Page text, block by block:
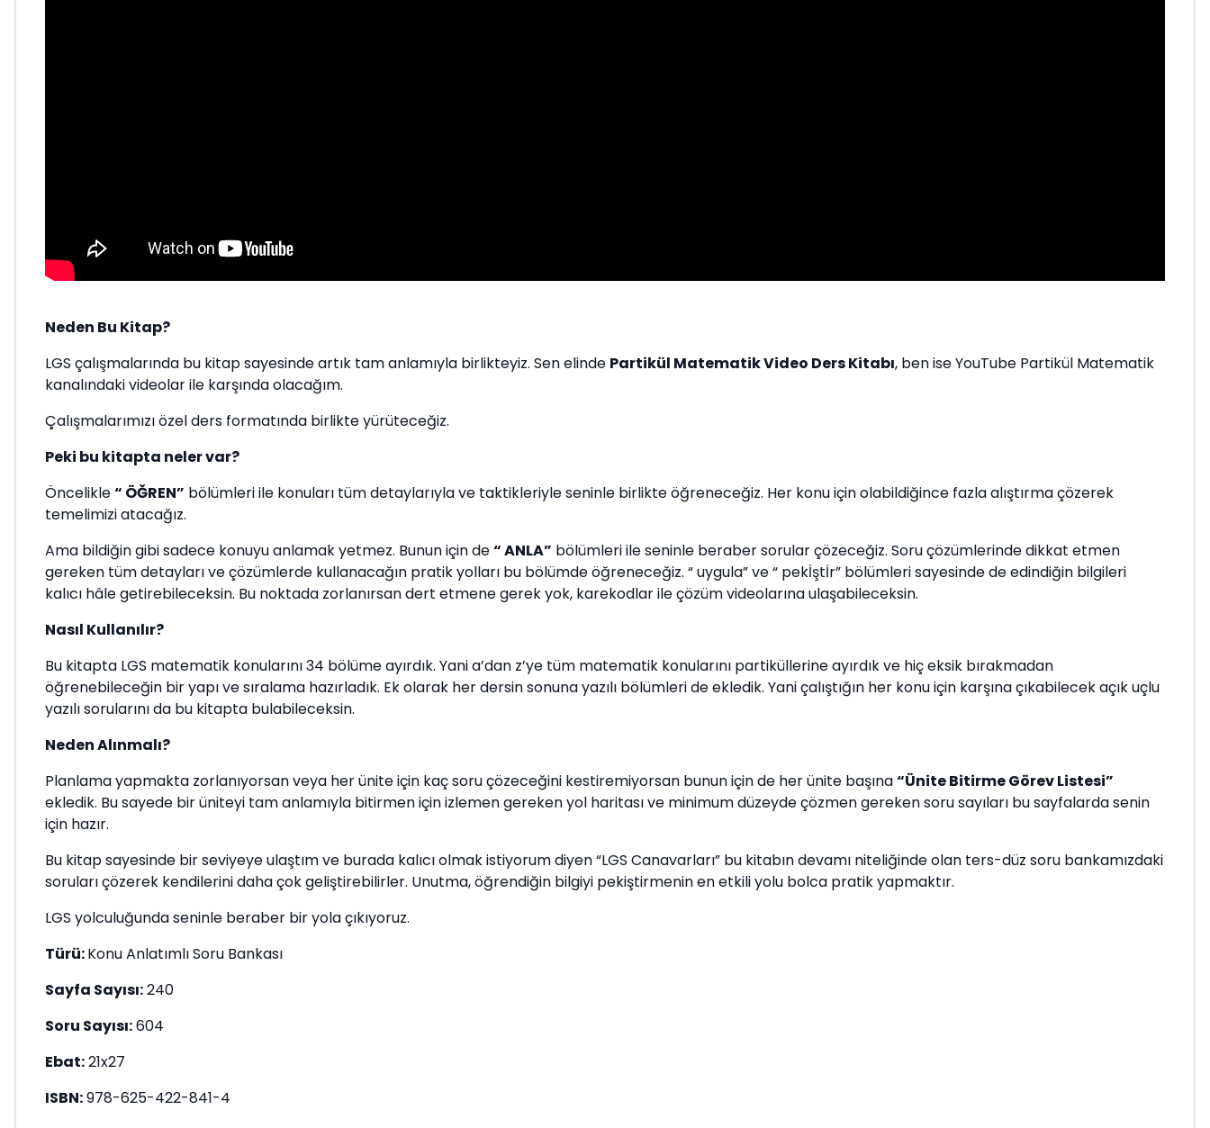
Neden Bu Kitap?
LGS çalışmalarında bu kitap sayesinde artık tam anlamıyla birlikteyiz. Sen elinde Partikül Matematik Video Ders Kitabı, ben ise YouTube Partikül Matematik
kanalındaki videolar ile karşında olacağım.
Çalışmalarımızı özel ders formatında birlikte yürüteceğiz.
Peki bu kitapta neler var?
Öncelikle“ ÖĞREN” bölümleri ile konuları tüm detaylarıyla ve taktikleriyle seninle birlikte öğreneceğiz. Her konu için olabildiğince fazla alıştırma çözerek
temelimizi atacağız.
Ama bildiğin gibi sadece konuyu anlamak yetmez. Bunun için de“ ANLA” bölümleri ile seninle beraber sorular çözeceğiz. Soru çözümlerinde dikkat etmen
gereken tüm detayları ve çözümlerde kullanacağın pratik yolları bu bölümde öğreneceğiz. “ uygula” ve “ pekİştİr” bölümleri sayesinde de edindiğin bilgileri
kalıcı hâle getirebileceksin. Bu noktada zorlanırsan dert etmene gerek yok, karekodlar ile çözüm videolarına ulaşabileceksin.
Nasıl Kullanılır?
Bu kitapta LGS matematik konularını 34 bölüme ayırdık. Yani a’dan z’ye tüm matematik konularını partiküllerine ayırdık ve hiç eksik bırakmadan
öğrenebileceğin bir yapı ve sıralama hazırladık. Ek olarak her dersin sonuna yazılı bölümleri de ekledik. Yani çalıştığın her konu için karşına çıkabilecek açık uçlu
yazılı sorularını da bu kitapta bulabileceksin.
Neden Alınmalı?
Planlama yapmakta zorlanıyorsan veya her ünite için kaç soru çözeceğini kestiremiyorsan bunun için de her ünite başına“Ünite Bitirme Görev Listesi”
ekledik. Bu sayede bir üniteyi tam anlamıyla bitirmen için izlemen gereken yol haritası ve minimum düzeyde çözmen gereken soru sayıları bu sayfalarda senin
için hazır.
Bu kitap sayesinde bir seviyeye ulaştım ve burada kalıcı olmak istiyorum diyen “LGS Canavarları” bu kitabın devamı niteliğinde olan ters-düz soru bankamızdaki
soruları çözerek kendilerini daha çok geliştirebilirler. Unutma, öğrendiğin bilgiyi pekiştirmenin en etkili yolu bolca pratik yapmaktır.
LGS yolculuğunda seninle beraber bir yola çıkıyoruz.
Türü:Konu Anlatımlı Soru Bankası
Sayfa Sayısı:240
Soru Sayısı:604
Ebat:21x27
ISBN:978-625-422-841-4